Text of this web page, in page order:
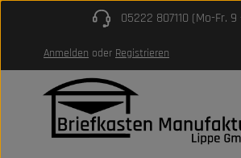
Hauptinhalt springen
Zur Hauptnavigation springen05222 807110 (Mo-Fr. 9
Anmelden oder Registrieren